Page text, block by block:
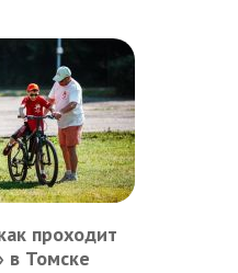
проходит
в Томске